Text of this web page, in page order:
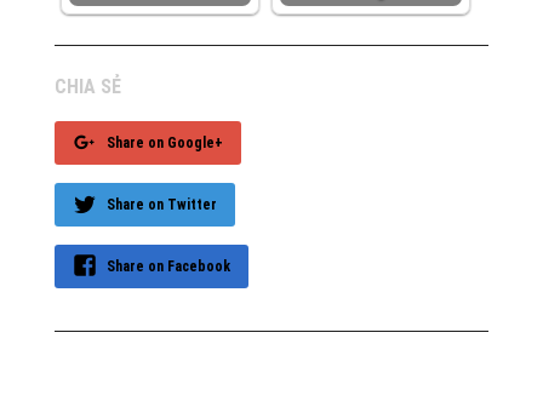
CHIA SẺ
Share on Google+
Share on Twitter
Share on Facebook